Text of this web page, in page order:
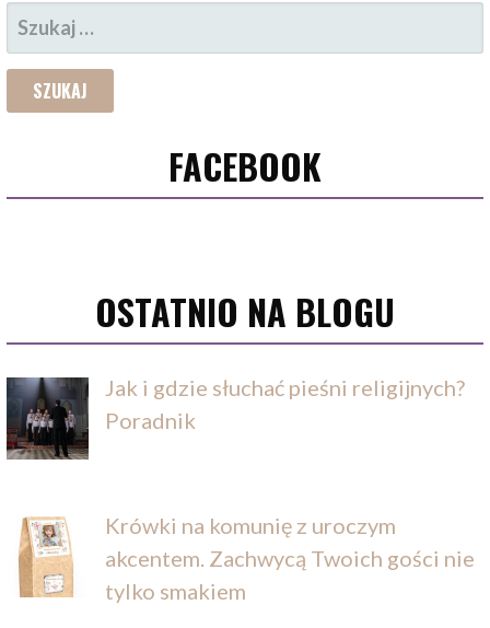
SZUKAJ:
FACEBOOK
OSTATNIO NA BLOGU
Jak i gdzie słuchać pieśni religijnych?
Poradnik
Krówki na komunię z uroczym
akcentem. Zachwycą Twoich gości nie
tylko smakiem